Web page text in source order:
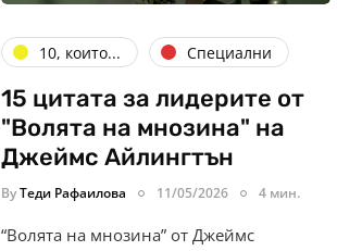
10, които... Специални
15 цитата за лидерите от
"Волята на мнозина" на
Джеймс Айлингтън
ByТеди Рафаилова 11/05/2026 4 мин.
“Волята на мнозина” от Джеймс